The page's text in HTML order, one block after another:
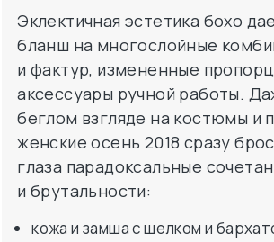
Эклектичная эстетика бохо
бланш на многослойные
и фактур, измененные
аксессуары ручной работы.
беглом взгляде на костюмы и
женские осень 2018 сразу
глаза парадоксальные
и брутальности:
кожа и замша с шелком и